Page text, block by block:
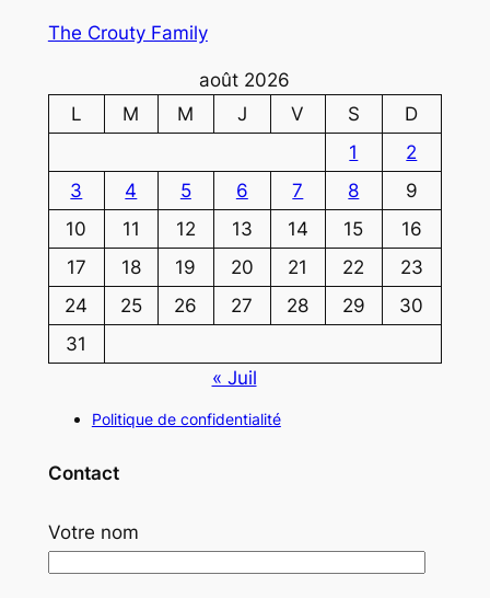
The Crouty Family
août 2026
L
M M J V S
D
1
2
3
4 5 6 7 8
9
10
11 12 13 14 15
16
17
18 19 20 21 22
23
24
25 26 27 28 29
30
31
« Juil
Politique de confidentialité
Contact
Votre nom